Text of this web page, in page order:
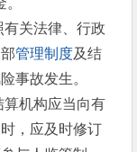
关法律、行政
管理制度及结
事故发生。
机构应当向有
，应及时修订